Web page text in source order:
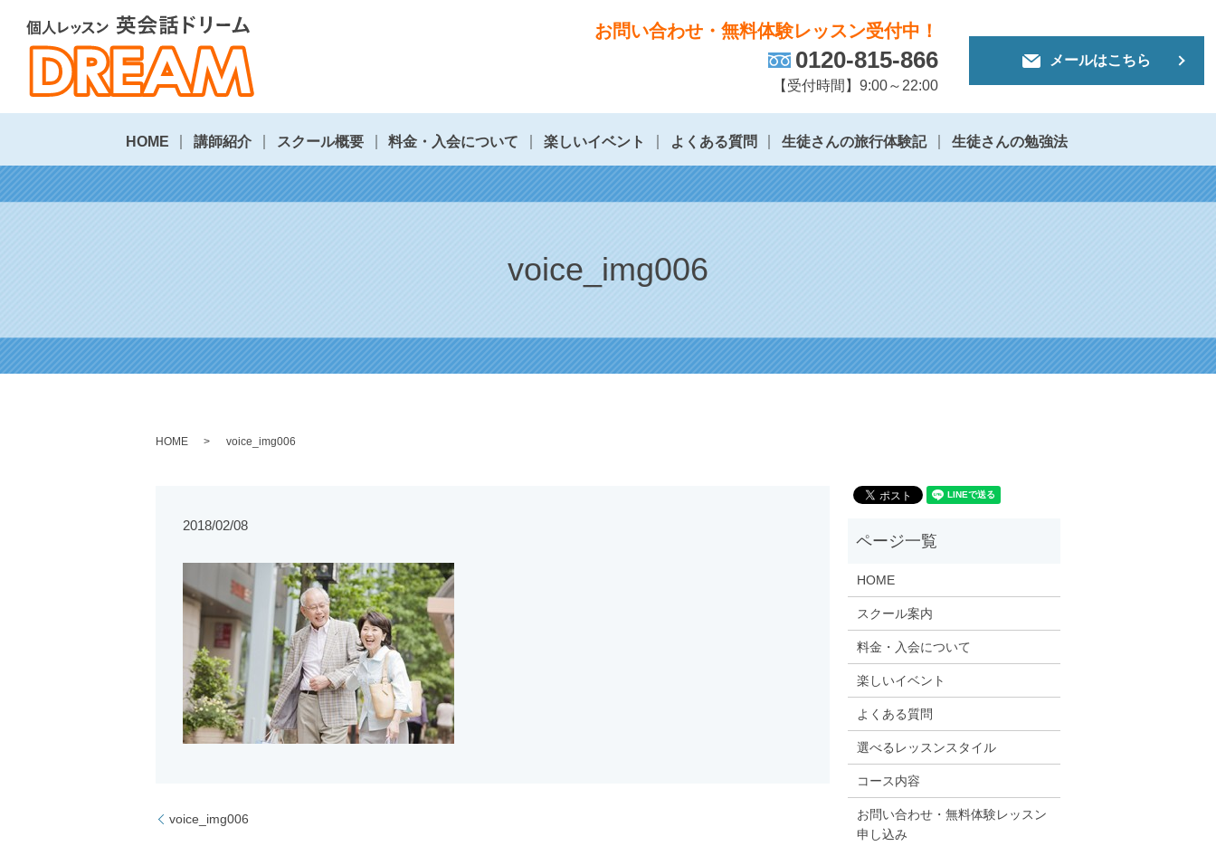
お問い合わせ・無料体験レッスン受付中！
0120-815-866
【受付時間】9:00～22:00
メールはこちら
HOME 講師紹介 スクール概要 料金・入会について 楽しいイベント よくある質問 生徒さんの旅行体験記 生徒さんの勉強法
voice_img006
HOME voice_img006
2018/02/08
voice_img006
HOME
スクール案内
料金・入会について
楽しいイベント
よくある質問
選べるレッスンスタイル
コース内容
お問い合わせ・無料体験レッスン
申し込み